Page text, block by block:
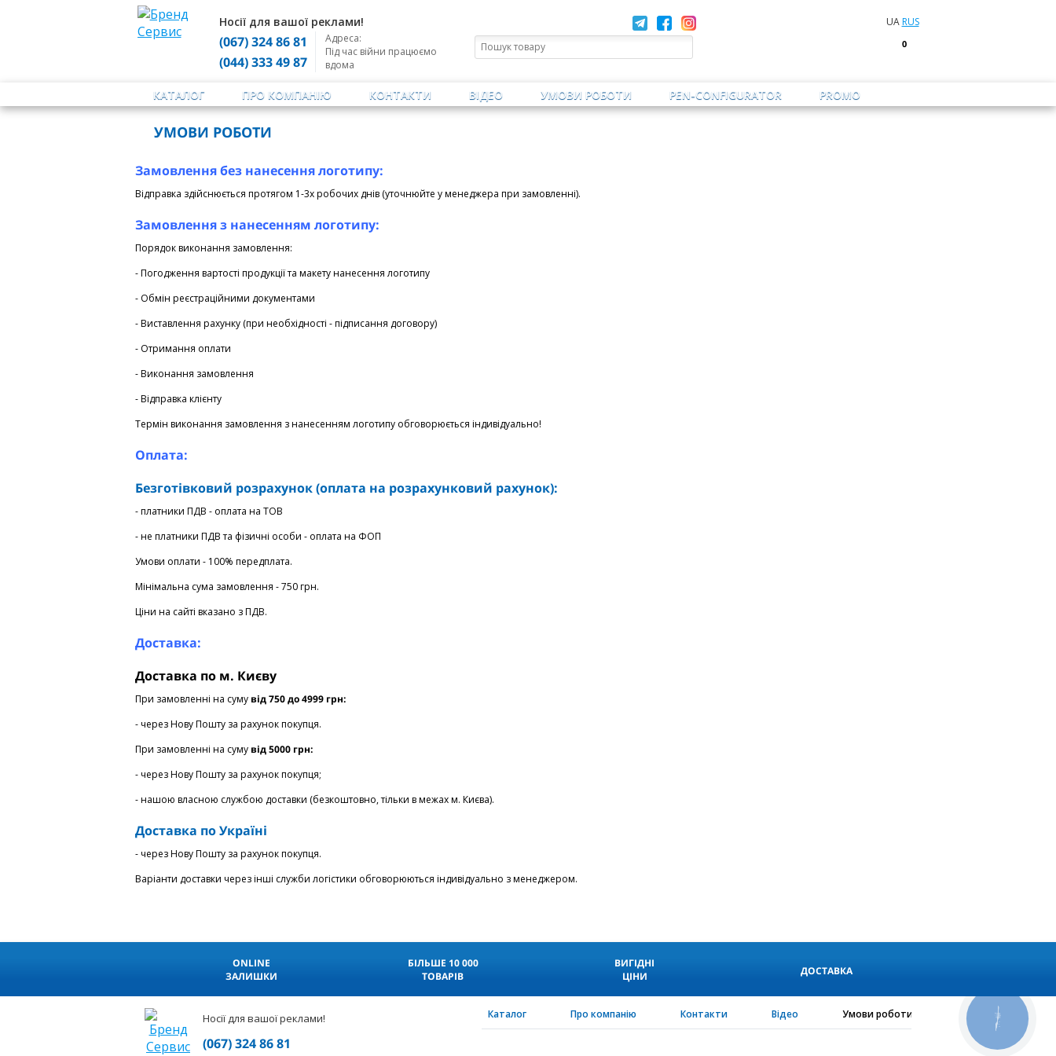
Носії для вашої реклами!
(067) 324 86 81
(044) 333 49 87
Адреса:
Під час війни працюємо
вдома
UA RUS
0
КАТАЛОГ ПРО КОМПАНІЮ КОНТАКТИ ВІДЕО УМОВИ РОБОТИ PEN-CONFIGURATOR PROMO
УМОВИ РОБОТИ
Замовлення без нанесення логотипу:
Відправка здійснюється протягом 1-3х робочих днів (уточнюйте у менеджера при замовленні).
Замовлення з нанесенням логотипу:
Порядок виконання замовлення:
- Погодження вартості продукції та макету нанесення логотипу
- Обмін реєстраційними документами
- Виставлення рахунку (при необхідності - підписання договору)
- Отримання оплати
- Виконання замовлення
- Відправка клієнту
Термін виконання замовлення з нанесенням логотипу обговорюється індивідуально!
Оплата:
Безготівковий розрахунок (оплата на розрахунковий рахунок):
- платники ПДВ - оплата на ТОВ
- не платники ПДВ та фізичні особи - оплата на ФОП
Умови оплати - 100% передплата.
Мінімальна сума замовлення - 750 грн.
Ціни на сайті вказано з ПДВ.
Доставка:
Доставка по м. Києву
При замовленні на суму від 750 до 4999 грн:
- через Нову Пошту за рахунок покупця.
При замовленні на суму від 5000 грн:
- через Нову Пошту за рахунок покупця;
- нашою власною службою доставки (безкоштовно, тільки в межах м. Києва).
Доставка по Україні
- через Нову Пошту за рахунок покупця.
Варіанти доставки через інші служби логістики обговорюються індивідуально з менеджером.
ONLINE
ЗАЛИШКИ
БІЛЬШЕ 10 000
ТОВАРІВ
ВИГІДНІ
ЦІНИ
ДОСТАВКА
Носії для вашої реклами!
(067) 324 86 81
Каталог Про компанію Контакти Відео Умови роботи PEN-configurator
КНОПКА
СВЯЗИ